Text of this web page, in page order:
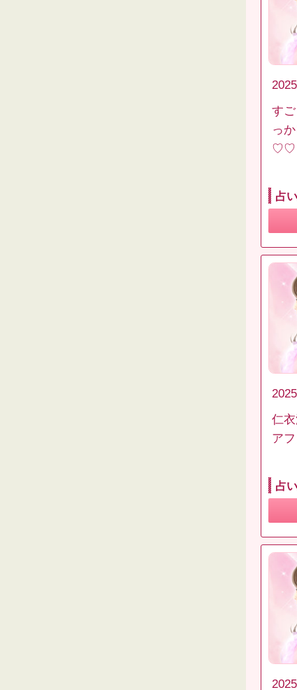
す
っ
♡♡
占
仁
ア
占